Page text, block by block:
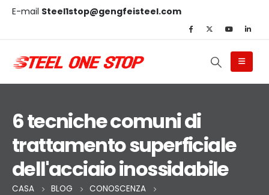
E-mail Steel1stop@gengfeisteel.com
6 tecniche comuni di
trattamento superficiale
dell'acciaio inossidabile
CASA BLOG
CONOSCENZA